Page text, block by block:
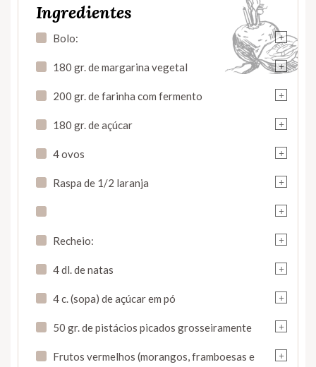
Ingredientes
+
Bolo:
+
180 gr. de margarina vegetal
+
200 gr. de farinha com fermento
+
180 gr. de açúcar
+
4 ovos
+
Raspa de 1/2 laranja
+
+
Recheio:
+
4 dl. de natas
+
4 c. (sopa) de açúcar em pó
+
50 gr. de pistácios picados grosseiramente
+
Frutos vermelhos (morangos, framboesas e